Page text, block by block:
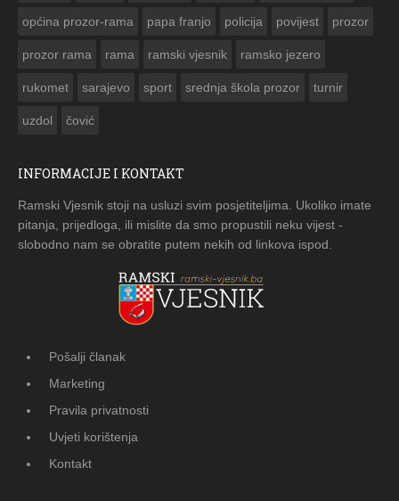
općina prozor-rama papa franjo policija povijest prozor
prozor rama rama ramski vjesnik ramsko jezero
rukomet sarajevo sport srednja škola prozor turnir
uzdol čović
INFORMACIJE I KONTAKT
Ramski Vjesnik stoji na usluzi svim posjetiteljima. Ukoliko imate
pitanja, prijedloga, ili mislite da smo propustili neku vijest -
slobodno nam se obratite putem nekih od linkova ispod.
Pošalji članak
Marketing
Pravila privatnosti
Uvjeti korištenja
Kontakt